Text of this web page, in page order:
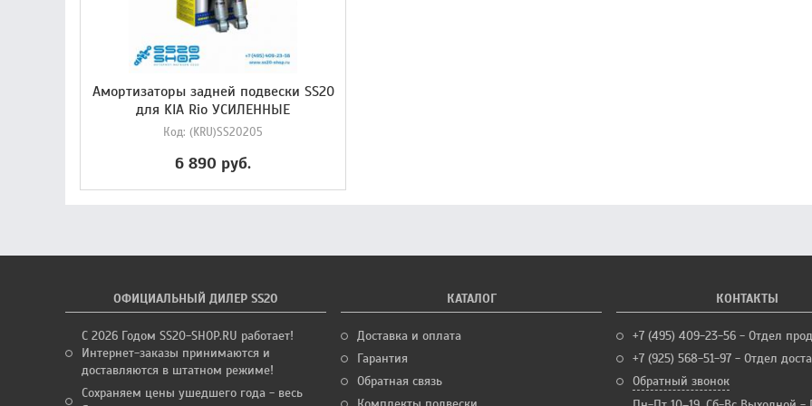
Амортизаторы задней подвески SS20
для KIA Rio УСИЛЕННЫЕ
Код: (KRU)SS20205
6 890 руб.
ОФИЦИАЛЬНЫЙ ДИЛЕР SS20
С 2026 Годом SS20-SHOP.RU работает!
Интернет-заказы принимаются и
доставляются в штатном режиме!
Сохраняем цены ушедшего года - весь
КАТАЛОГ
Доставка и оплата
Гарантия
Обратная связь
КОНТАКТЫ
+7 (495) 409-23-56 - Отдел
+7 (925) 568-51-97 - Отдел
Обратный звонок